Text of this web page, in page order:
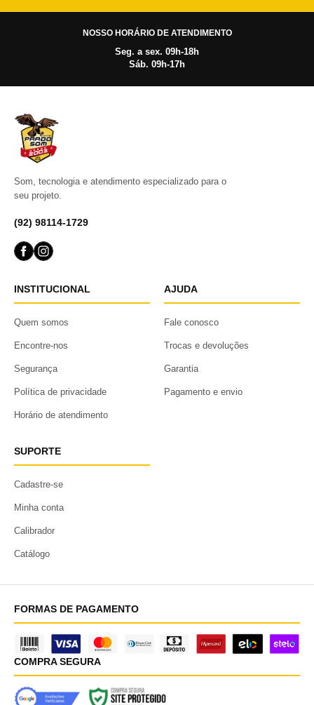
NOSSO HORÁRIO DE ATENDIMENTO
Seg. a sex. 09h-18h
Sáb. 09h-17h
Som, tecnologia e atendimento especializado para o
seu projeto.
(92) 98114-1729
INSTITUCIONAL
Quem somos
Encontre-nos
Segurança
Política de privacidade
Horário de atendimento
AJUDA
Fale conosco
Trocas e devoluções
Garantia
Pagamento e envio
SUPORTE
Cadastre-se
Minha conta
Calibrador
Catálogo
FORMAS DE PAGAMENTO
COMPRA SEGURA